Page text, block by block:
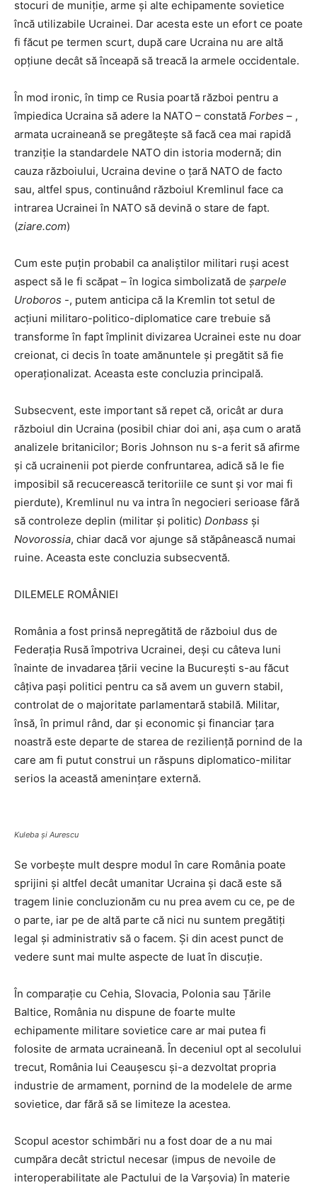
stocuri de muniție, arme și alte echipamente sovietice
încă utilizabile Ucrainei. Dar acesta este un efort ce poate
fi făcut pe termen scurt, după care Ucraina nu are altă
opțiune decât să înceapă să treacă la armele occidentale.
În mod ironic, în timp ce Rusia poartă război pentru a
împiedica Ucraina să adere la NATO – constată Forbes – ,
armata ucraineană se pregătește să facă cea mai rapidă
tranziție la standardele NATO din istoria modernă; din
cauza războiului, Ucraina devine o țară NATO de facto
sau, altfel spus, continuând războiul Kremlinul face ca
intrarea Ucrainei în NATO să devină o stare de fapt.
(ziare.com)
Cum este puțin probabil ca analiștilor militari ruși acest
aspect să le fi scăpat – în logica simbolizată de șarpele
Uroboros -, putem anticipa că la Kremlin tot setul de
acțiuni militaro-politico-diplomatice care trebuie să
transforme în fapt împlinit divizarea Ucrainei este nu doar
creionat, ci decis în toate amănuntele și pregătit să fie
operaționalizat. Aceasta este concluzia principală.
Subsecvent, este important să repet că, oricât ar dura
războiul din Ucraina (posibil chiar doi ani, așa cum o arată
analizele britanicilor; Boris Johnson nu s-a ferit să afirme
și că ucrainenii pot pierde confruntarea, adică să le fie
imposibil să recucerească teritoriile ce sunt și vor mai fi
pierdute), Kremlinul nu va intra în negocieri serioase fără
să controleze deplin (militar și politic) Donbass și
Novorossia, chiar dacă vor ajunge să stăpânească numai
ruine. Aceasta este concluzia subsecventă.
DILEMELE ROMÂNIEI
România a fost prinsă nepregătită de războiul dus de
Federația Rusă împotriva Ucrainei, deși cu câteva luni
înainte de invadarea țării vecine la București s-au făcut
câțiva pași politici pentru ca să avem un guvern stabil,
controlat de o majoritate parlamentară stabilă. Militar,
însă, în primul rând, dar și economic și financiar țara
noastră este departe de starea de reziliență pornind de la
care am fi putut construi un răspuns diplomatico-militar
serios la această amenințare externă.
Kuleba și Aurescu
Se vorbește mult despre modul în care România poate
sprijini și altfel decât umanitar Ucraina și dacă este să
tragem linie concluzionăm cu nu prea avem cu ce, pe de
o parte, iar pe de altă parte că nici nu suntem pregătiți
legal și administrativ să o facem. Și din acest punct de
vedere sunt mai multe aspecte de luat în discuție.
În comparație cu Cehia, Slovacia, Polonia sau Țările
Baltice, România nu dispune de foarte multe
echipamente militare sovietice care ar mai putea fi
folosite de armata ucraineană. În deceniul opt al secolului
trecut, România lui Ceaușescu și-a dezvoltat propria
industrie de armament, pornind de la modelele de arme
sovietice, dar fără să se limiteze la acestea.
Scopul acestor schimbări nu a fost doar de a nu mai
cumpăra decât strictul necesar (impus de nevoile de
interoperabilitate ale Pactului de la Varșovia) în materie